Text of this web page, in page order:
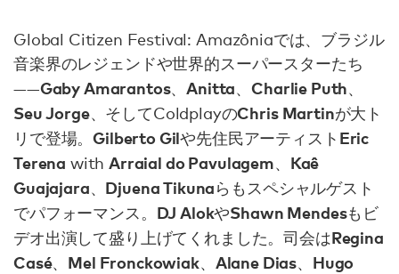
Global Citizen Festival: Amazôniaでは、ブラジル
音楽界のレジェンドや世界的スーパースターたち
——Gaby Amarantos、Anitta、Charlie Puth、
Seu Jorge、そしてColdplayのChris Martinが大ト
リで登場。Gilberto Gilや先住民アーティスト Eric
Terena withArraial do Pavulagem、 Kaê
Guajajara、 Djuena Tikunaらもスペシャルゲスト
でパフォーマンス。 DJ AlokやShawn Mendesもビ
デオ出演して盛り上げてくれました。司会はRegina
Casé、 Mel Fronckowiak、 Alane Dias、 Hugo